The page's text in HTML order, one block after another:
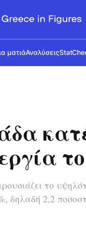
ματιάΑναλύσεις
το
το
δηλαδή 2,2